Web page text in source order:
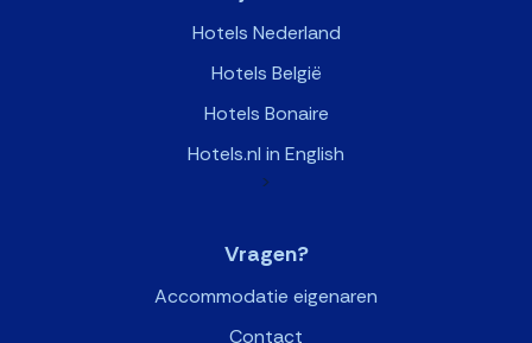
Hotels Nederland
Hotels België
Hotels Bonaire
Hotels.nl in English
>
Vragen?
Accommodatie eigenaren
Contact